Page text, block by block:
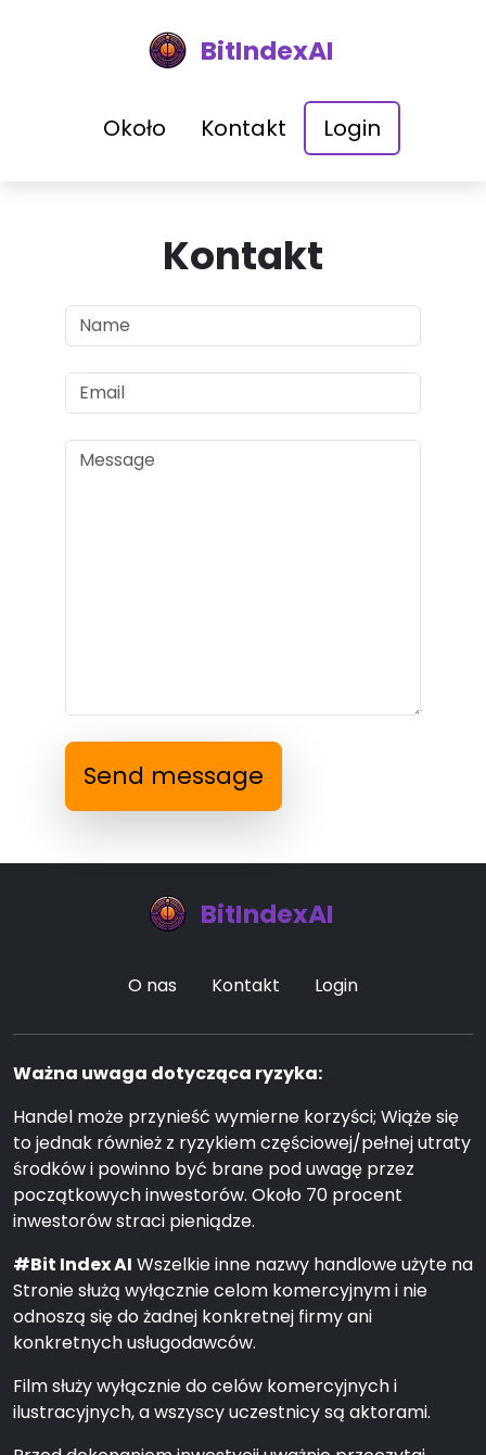
BitIndexAI
Około Kontakt Login
Kontakt
Send message
BitIndexAI
O nas Kontakt Login
Ważna uwaga dotycząca ryzyka:
Handel może przynieść wymierne korzyści; Wiąże się
to jednak również z ryzykiem częściowej/pełnej utraty
środków i powinno być brane pod uwagę przez
początkowych inwestorów. Około 70 procent
inwestorów straci pieniądze.
#Bit Index AI Wszelkie inne nazwy handlowe użyte na
Stronie służą wyłącznie celom komercyjnym i nie
odnoszą się do żadnej konkretnej firmy ani
konkretnych usługodawców.
Film służy wyłącznie do celów komercyjnych i
ilustracyjnych, a wszyscy uczestnicy są aktorami.